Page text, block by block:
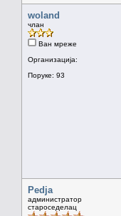
woland
члан
Ван мреже
Организација:
Поруке: 93
Pedja
администратор
староседелац